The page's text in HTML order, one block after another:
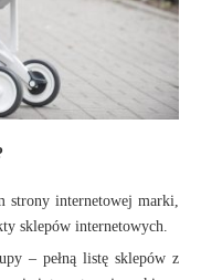
strony internetowej marki,
sklepów internetowych.
– pełną listę sklepów z